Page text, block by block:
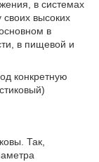
в системах
высоких
в
в пищевой и
конкретную
Так,